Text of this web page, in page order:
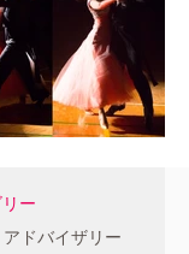
ー
ドバイザリー